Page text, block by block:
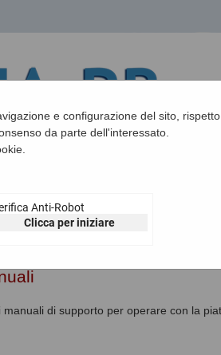
»Istruzioni e manuali
e configurazione del sito,
da parte dell'interessato.
Anti-Robot
Clicca per iniziare
di supporto per operare con la